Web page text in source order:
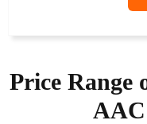
Price Range